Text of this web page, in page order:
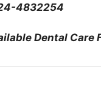
4832254
Dental Care